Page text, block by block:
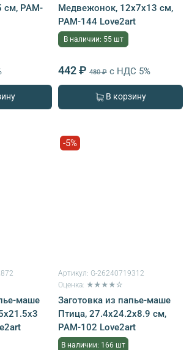
см, PAM-
Медвежонок, 12х7х13 см,
PAM-144 Love2art
В наличии: 55 шт
442 ₽ 480 ₽ с НДС 5%
В корзину
маше
-5%
Артикул: G-26240719312
Оценка: ★★★★☆
Заготовка из папье-маше
Птица, 27.4х24.2х8.9 см,
PAM-102 Love2art
В наличии: 166 шт